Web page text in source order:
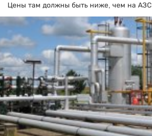
Цены там должны быть ниже, чем на АЗС.